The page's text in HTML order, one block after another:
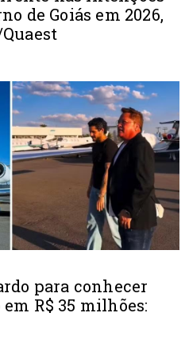
de Goiás em 2026,
para conhecer
R$ 35 milhões: